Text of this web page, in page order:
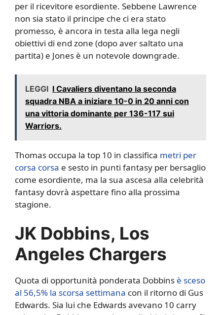
per il ricevitore esordiente. Sebbene Lawrence
non sia stato il principe che ci era stato
promesso, è ancora in testa alla lega negli
obiettivi di end zone (dopo aver saltato una
partita) e Jones è un notevole downgrade.
LEGGI I Cavaliers diventano la seconda
squadra NBA a iniziare 10-0 in 20 anni con
una vittoria dominante per 136-117 sui
Warriors.
Thomas occupa la top 10 in classifica metri per
corsa corsa e sesto in punti fantasy per bersaglio
come esordiente, ma la sua ascesa alla celebrità
fantasy dovrà aspettare fino alla prossima
stagione.
JK Dobbins, Los
Angeles Chargers
Quota di opportunità ponderata Dobbins è sceso
al 56,5% la scorsa settimana con il ritorno di Gus
Edwards. Sia lui che Edwards avevano 10 carry